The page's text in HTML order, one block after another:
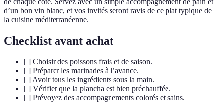
de chaque côté. Servez avec un simple accompagnement de pain et
d’un bon vin blanc, et vos invités seront ravis de ce plat typique de
la cuisine méditerranéenne.
Checklist avant achat
[ ] Choisir des poissons frais et de saison.
[ ] Préparer les marinades à l’avance.
[ ] Avoir tous les ingrédients sous la main.
[ ] Vérifier que la plancha est bien préchauffée.
[ ] Prévoyez des accompagnements colorés et sains.